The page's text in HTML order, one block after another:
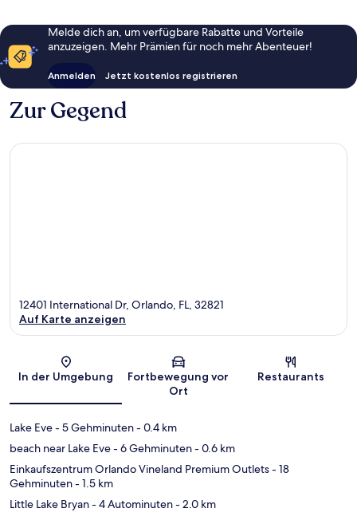
Melde dich an, um verfügbare Rabatte und Vorteile
anzuzeigen. Mehr Prämien für noch mehr Abenteuer!
Anmelden Jetzt kostenlos registrieren
Zur Gegend
Karte
12401 International Dr, Orlando, FL, 32821
Auf Karte anzeigen
In der Umgebung
Fortbewegung vor
Ort
Restaurants
Lake Eve- 5 Gehminuten- 0.4 km
beach near Lake Eve- 6 Gehminuten- 0.6 km
Einkaufszentrum Orlando Vineland Premium Outlets- 18
Gehminuten- 1.5 km
Little Lake Bryan- 4 Autominuten- 2.0 km